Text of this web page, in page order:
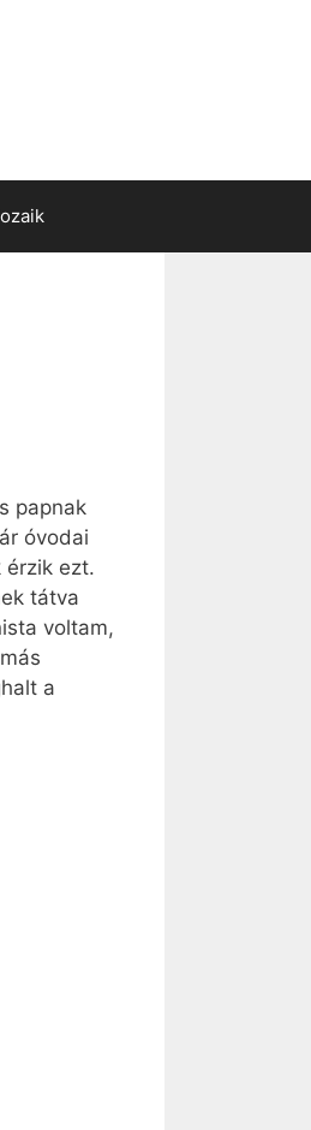
papnak
óvodai
érzik ezt.
tátva
voltam,
a